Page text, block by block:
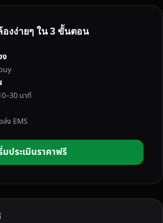
งง่ายๆ ใน 3 ขั้นตอน
ง
นาที
ง EMS
มประเมินราคาฟรี